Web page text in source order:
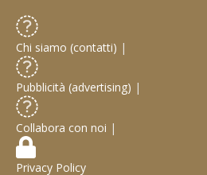
Chi siamo (contatti) |
Pubblicità (advertising) |
Collabora con noi |
Privacy Policy